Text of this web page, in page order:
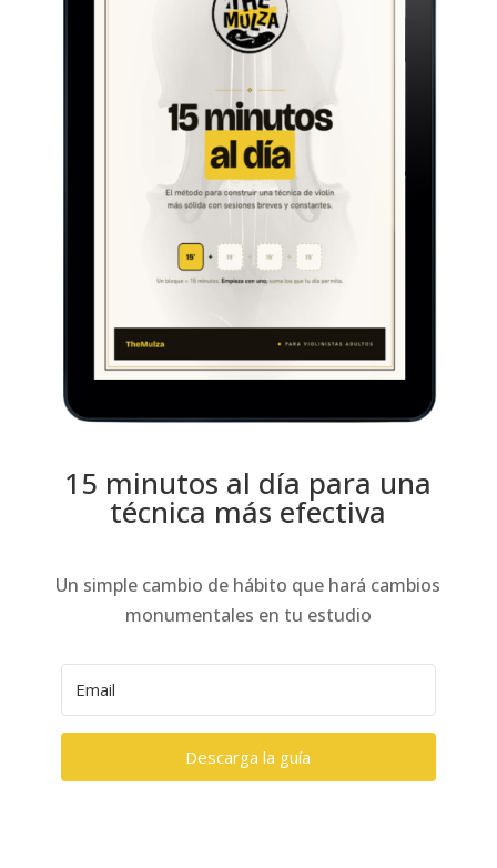
15 minutos al día para una
técnica más efectiva
Un simple cambio de hábito que hará cambios
monumentales en tu estudio
Descarga la guía